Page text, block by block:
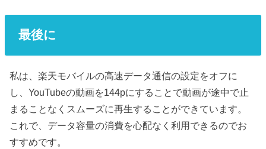
最後に
私は、楽天モバイルの高速データ通信の設定をオフに
し、YouTubeの動画を144pにすることで動画が途中で止
まることなくスムーズに再生することができています。
これで、データ容量の消費を心配なく利用できるのでお
すすめです。